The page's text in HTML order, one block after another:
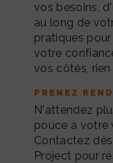
vos besoins,
au long de
pratiques
votre
vos côtés,
PRENEZ
N'attendez
pouce à votre
Contactez
Project pour